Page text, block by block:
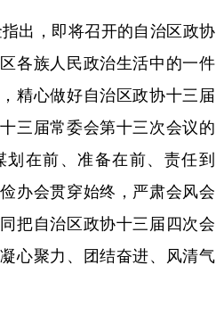
出，即将召开的自治区政协
各族人民政治生活中的一件
精心做好自治区政协十三届
三届常委会第十三次会议的
在前、准备在前、责任到
办会贯穿始终，严肃会风会
把自治区政协十三届四次会
心聚力、团结奋进、风清气